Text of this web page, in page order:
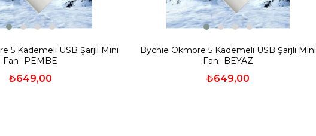
5 Kademeli USB Şarjlı Mini
Fan- PEMBE
₺649,00
Bychie Okmore 5 Kademeli USB Şarjlı Mini
Fan- BEYAZ
₺649,00